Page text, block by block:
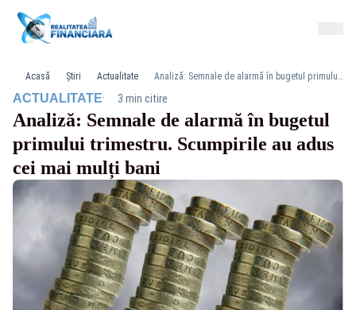
Acasă Știri Actualitate Analiză: Semnale de alarmă în bugetul primului trimestru. Scumpirile au adus cei mai mulți bani
ACTUALITATE· 3 min citire
Analiză: Semnale de alarmă în bugetul
primului trimestru. Scumpirile au adus
cei mai mulți bani